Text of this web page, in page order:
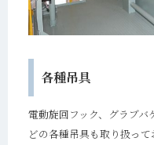
各種吊具
電動旋回フック、グラブバ
どの各種吊具も取り扱っ